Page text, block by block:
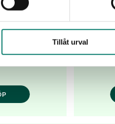
Tillåt urval
kr
sålda
Best Wine in